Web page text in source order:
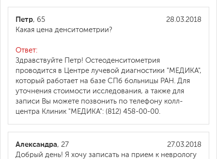
28.03.2018
Петр, 65
Какая цена денситометрии?
Ответ:
Здравствуйте Петр! Остеоденситометрия
проводится в Центре лучевой диагностики "МЕДИКА",
который работает на базе СПб больницы РАН. Для
уточнения стоимости исследования, а также для
записи Вы можете позвонить по телефону колл-
центра Клиник "МЕДИКА": (812) 458-00-00.
27.03.2018
Александра, 27
Добрый день! Я хочу записать на прием к неврологу